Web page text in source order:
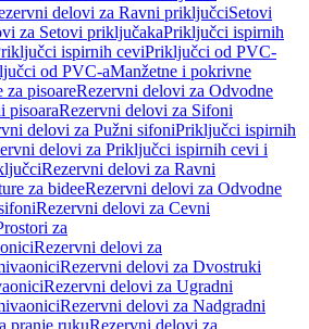
delovi za Ravni priključciSetovi
za Setovi priključakaPriključci ispirnih
ispirnih ceviPriključci od PVC-
od PVC-aManžetne i pokrivne
za pisoareRezervni delovi za Odvodne
pisoaraRezervni delovi za Sifoni
delovi za Pužni sifoniPriključci ispirnih
delovi za Priključci ispirnih cevi i
Rezervni delovi za Ravni
za bideeRezervni delovi za Odvodne
Rezervni delovi za Cevni
za
Rezervni delovi za
Rezervni delovi za Dvostruki
Rezervni delovi za Ugradni
Rezervni delovi za Nadgradni
pranje rukuRezervni delovi za